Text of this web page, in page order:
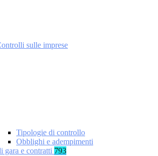
sulle imprese
Tipologie di controllo
Obblighi e adempimenti
gara e contratti 793